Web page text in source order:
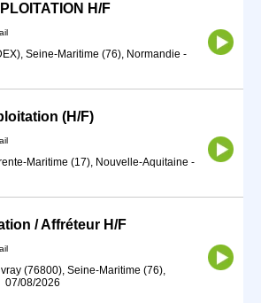
H/F
Seine-Maritime (76), Normandie -
(H/F)
Maritime (17), Nouvelle-Aquitaine -
/ Affréteur H/F
(76800), Seine-Maritime (76),
07/08/2026